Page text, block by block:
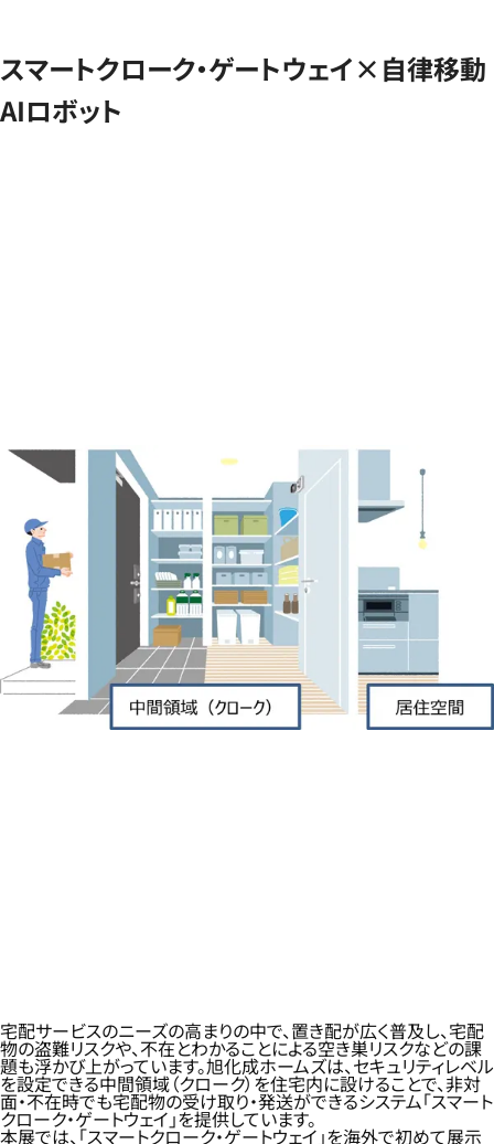
スマートクローク・ゲートウェイ×自律移動
AIロボット
宅配サービスのニーズの高まりの中で、置き配が広く普及し、宅配
物の盗難リスクや、不在とわかることによる空き巣リスクなどの課
題も浮かび上がっています。旭化成ホームズは、セキュリティレベル
を設定できる中間領域（クローク）を住宅内に設けることで、非対
面・不在時でも宅配物の受け取り・発送ができるシステム「スマート
クローク・ゲートウェイ」を提供しています。
本展では、「スマートクローク・ゲートウェイ」を海外で初めて展示